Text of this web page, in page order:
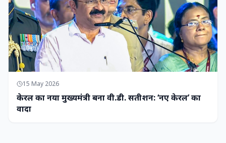
15 May 2026
केरल का नया मुख्यमंत्री बना वी.डी. सतीशन: ‘नए केरल’ का
वादा